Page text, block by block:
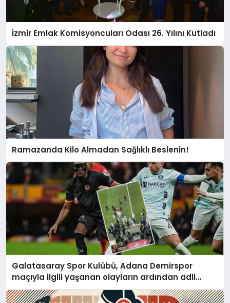
İzmir Emlak Komisyoncuları Odası 26. Yılını Kutladı
Ramazanda Kilo Almadan Sağlıklı Beslenin!
Galatasaray Spor Kulübü, Adana Demirspor
maçıyla ilgili yaşanan olayların ardından adli
mercilere başvuru yapıldığını duyurdu.